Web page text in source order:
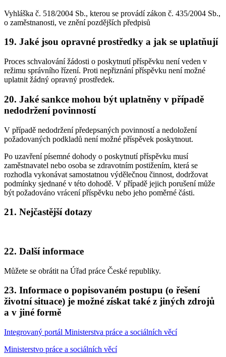
Vyhláška č. 518/2004 Sb., kterou se provádí zákon č. 435/2004 Sb.,
o zaměstnanosti, ve znění pozdějších předpisů
19. Jaké jsou opravné prostředky a jak se uplatňují
Proces schvalování žádosti o poskytnutí příspěvku není veden v
režimu správního řízení. Proti nepřiznání příspěvku není možné
uplatnit žádný opravný prostředek.
20. Jaké sankce mohou být uplatněny v případě
nedodržení povinností
V případě nedodržení předepsaných povinností a nedoložení
požadovaných podkladů není možné příspěvek poskytnout.
Po uzavření písemné dohody o poskytnutí příspěvku musí
zaměstnavatel nebo osoba se zdravotním postižením, která se
rozhodla vykonávat samostatnou výdělečnou činnost, dodržovat
podmínky sjednané v této dohodě. V případě jejich porušení může
být požadováno vrácení příspěvku nebo jeho poměrné části.
21. Nejčastější dotazy
22. Další informace
Můžete se obrátit na Úřad práce České republiky.
23. Informace o popisovaném postupu (o řešení
životní situace) je možné získat také z jiných zdrojů
a v jiné formě
Integrovaný portál Ministerstva práce a sociálních věcí
Ministerstvo práce a sociálních věcí